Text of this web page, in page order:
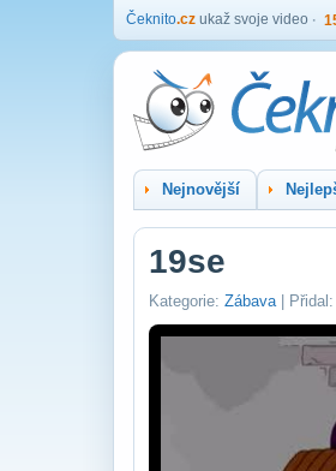
Čeknito.cz ukaž svoje video
Nejnovější
19se
Kategorie: Zábava| Přidal: